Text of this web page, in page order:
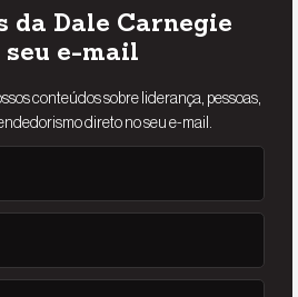
da Dale Carnegie
seu e-mail
conteúdos sobre liderança, pessoas,
direto no seu e-mail.